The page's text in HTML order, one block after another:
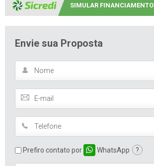
SIMULAR FINANCIAMENTO
Envie sua Proposta
Prefiro contato por WhatsApp ?